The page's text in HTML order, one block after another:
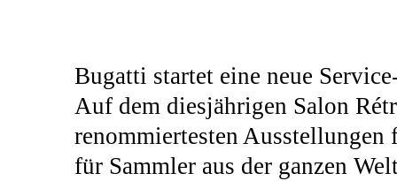
Bugatti startet eine neue
Auf dem diesjährigen Salon
renommiertesten
für Sammler aus der ganzen